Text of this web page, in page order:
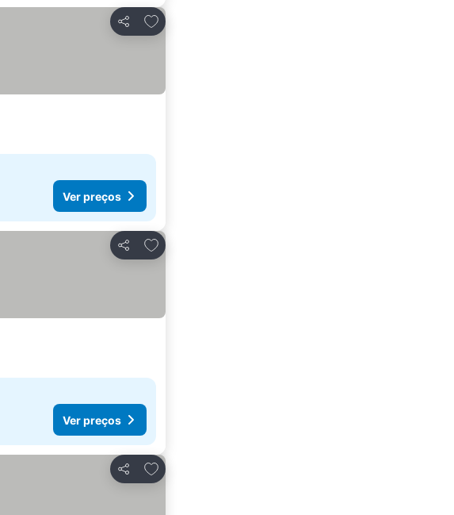
Partilhar
Adicionar aos favoritos
Ver preços
Partilhar
Adicionar aos favoritos
Ver preços
Partilhar
Adicionar aos favoritos